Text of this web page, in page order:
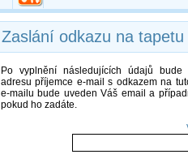
Zaslání odkazu na tapetu
Po vyplnění následujících údajů bude
adresu příjemce e-mail s odkazem na
e-mailu bude uveden Váš email a
pokud ho zadáte.